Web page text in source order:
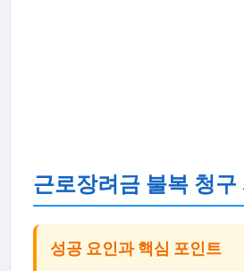
근로장려금 불복 청
성공 요인과 핵심 포인트